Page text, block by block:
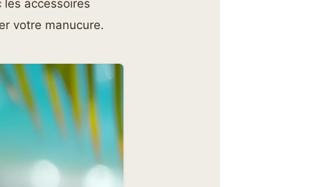
accessoires
votre manucure.